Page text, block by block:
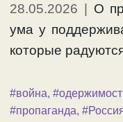
28.05.2026
О
ума у
которые
#война,
#пропаганда,